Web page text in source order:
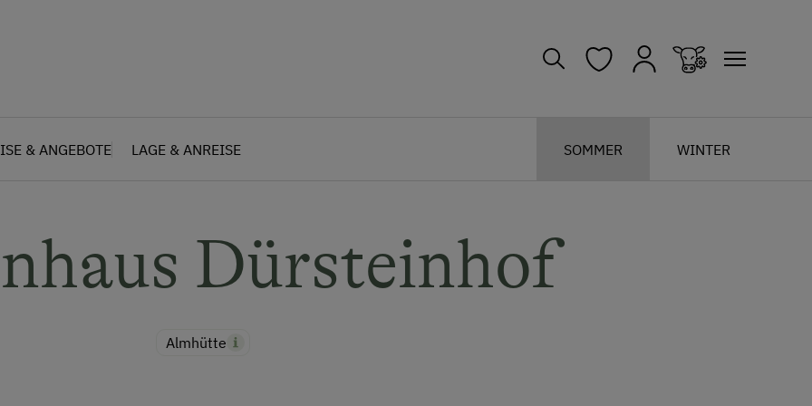
& ANGEBOTE LAGE & ANREISE SOMMER WINTER
Dürsteinhof
Almhütte